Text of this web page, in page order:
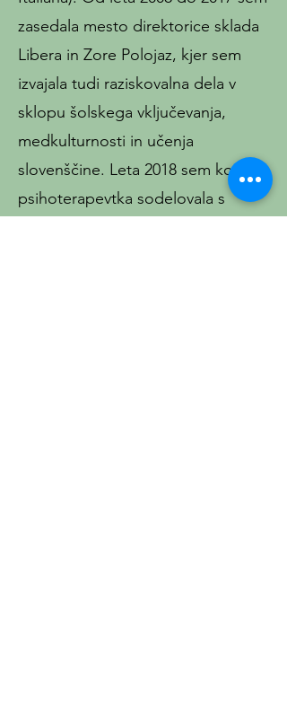
zasedala mesto direktorice sklada
Libera in Zore Polojaz, kjer sem
izvajala tudi raziskovalna dela v
sklopu šolskega vključevanja,
medkulturnosti in učenja
slovenščine. Leta 2018 sem kot
psihoterapevtka sodelovala s